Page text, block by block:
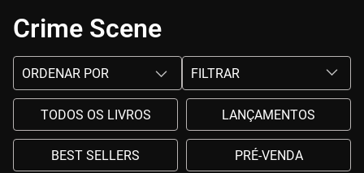
Crime Scene
ORDENAR POR FILTRAR
TODOS OS LIVROS LANÇAMENTOS
BEST SELLERS PRÉ-VENDA